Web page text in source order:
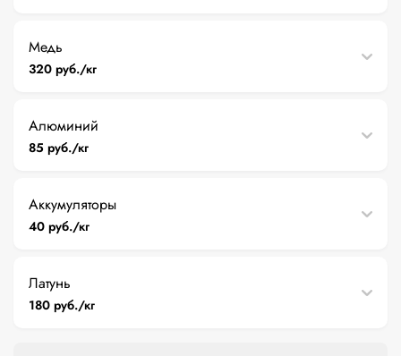
Медь
320 руб./кг
Алюминий
85 руб./кг
Аккумуляторы
40 руб./кг
Латунь
180 руб./кг